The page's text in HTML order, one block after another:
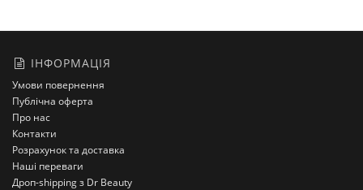
ІНФОРМАЦІЯ
Умови повернення
Публічна оферта
Про нас
Контакти
Розрахунок та доставка
Наші переваги
Дроп-shipping з Dr Beauty